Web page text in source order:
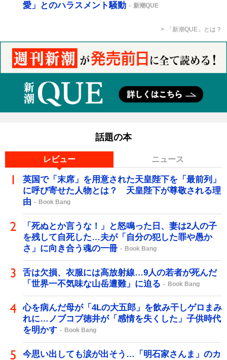
愛」とのハラスメント騒動
新潮QUE
「新潮QUE」とは？
話題の本
レビュー ニュース
英国で「末席」を用意された天皇陛下を「最前列」
に呼び寄せた人物とは？ 天皇陛下が尊敬される理
由
Book Bang
「死ぬとか言うな！」と怒鳴った日、妻は2人の子
を残して自死した…夫が「自分の犯した罪や愚か
さ」に向き合う魂の一冊
Book Bang
舌は欠損、衣服には高放射線…9人の若者が死んだ
「世界一不気味な山岳遭難」に迫る
Book Bang
心を病んだ母が「4Lの大五郎」を飲み干しゲロまみ
れに…ノブコブ徳井が「感情を失くした」子供時代
を明かす
Book Bang
今思い出しても涙が出そう…「明石家さんま」のカ